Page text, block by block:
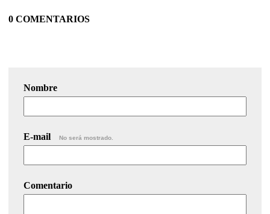
0 COMENTARIOS
Nombre
E-mail No será mostrado.
Comentario